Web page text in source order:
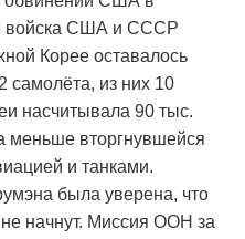
войска США и СССР
Корее оставалось
из них 10
насчитывала 90 тыс.
меньше вторгнувшейся
и танками.
была уверена, что
начнут. Миссия ООН за